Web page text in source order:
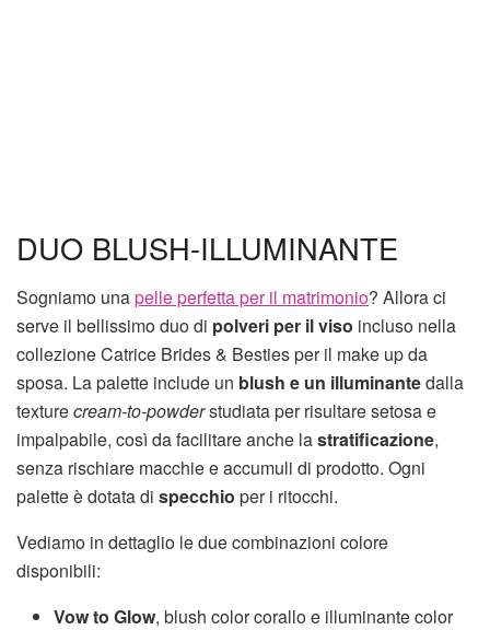
DUO BLUSH-ILLUMINANTE
Sogniamo unapelle perfetta per il matrimonio? Allora ci
serve il bellissimo duo di polveri per il viso incluso nella
collezione Catrice Brides & Besties per il make up da
sposa. La palette include un blush e un illuminantedalla
texturecream-to-powderstudiata per risultare setosa e
impalpabile, così da facilitare anche lastratificazione,
senza rischiare macchie e accumuli di prodotto. Ogni
palette è dotata di specchio per i ritocchi.
Vediamo in dettaglio le due combinazioni colore
disponibili:
Vow to Glow, blush color corallo e illuminante color